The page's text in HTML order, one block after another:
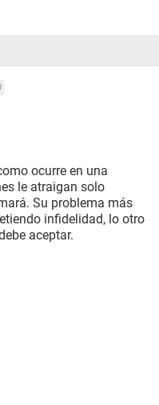
ocurre en una
le atraigan solo
Su problema más
infidelidad, lo otro
aceptar.